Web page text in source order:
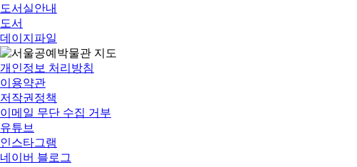
도서실안내
도서
데이지파일
개인정보 처리방침
이용약관
저작권정책
이메일 무단 수집 거부
유튜브
인스타그램
네이버 블로그